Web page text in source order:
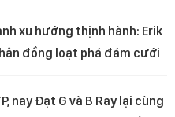
xu hướng thịnh hành: Erik
đồng loạt phá đám cưới
nay Đạt G và B Ray lại cùng